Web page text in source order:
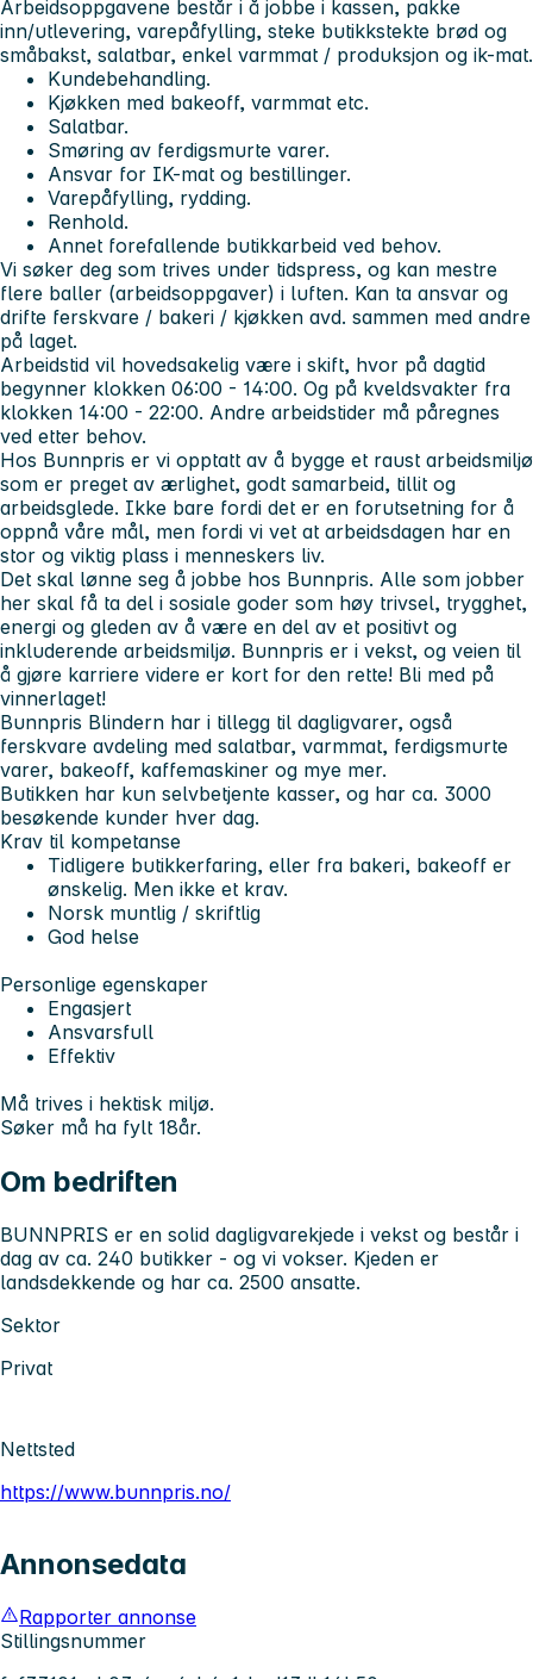
Arbeidsoppgavene består i å jobbe i kassen, pakke
inn/utlevering, varepåfylling, steke butikkstekte brød og
småbakst, salatbar, enkel varmmat / produksjon og ik-mat.
Kundebehandling.
Kjøkken med bakeoff, varmmat etc.
Salatbar.
Smøring av ferdigsmurte varer.
Ansvar for IK-mat og bestillinger.
Varepåfylling, rydding.
Renhold.
Annet forefallende butikkarbeid ved behov.
Vi søker deg som trives under tidspress, og kan mestre
flere baller (arbeidsoppgaver) i luften. Kan ta ansvar og
drifte ferskvare / bakeri / kjøkken avd. sammen med andre
på laget.
Arbeidstid vil hovedsakelig være i skift, hvor på dagtid
begynner klokken 06:00 - 14:00. Og på kveldsvakter fra
klokken 14:00 - 22:00. Andre arbeidstider må påregnes
ved etter behov.
Hos Bunnpris er vi opptatt av å bygge et raust arbeidsmiljø
som er preget av ærlighet, godt samarbeid, tillit og
arbeidsglede. Ikke bare fordi det er en forutsetning for å
oppnå våre mål, men fordi vi vet at arbeidsdagen har en
stor og viktig plass i menneskers liv.
Det skal lønne seg å jobbe hos Bunnpris. Alle som jobber
her skal få ta del i sosiale goder som høy trivsel, trygghet,
energi og gleden av å være en del av et positivt og
inkluderende arbeidsmiljø. Bunnpris er i vekst, og veien til
å gjøre karriere videre er kort for den rette! Bli med på
vinnerlaget!
Bunnpris Blindern har i tillegg til dagligvarer, også
ferskvare avdeling med salatbar, varmmat, ferdigsmurte
varer, bakeoff, kaffemaskiner og mye mer.
Butikken har kun selvbetjente kasser, og har ca. 3000
besøkende kunder hver dag.
Krav til kompetanse
Tidligere butikkerfaring, eller fra bakeri, bakeoff er
ønskelig. Men ikke et krav.
Norsk muntlig / skriftlig
God helse
Personlige egenskaper
Engasjert
Ansvarsfull
Effektiv
Må trives i hektisk miljø.
Søker må ha fylt 18år.
Om bedriften
BUNNPRIS er en solid dagligvarekjede i vekst og består i
dag av ca. 240 butikker - og vi vokser. Kjeden er
landsdekkende og har ca. 2500 ansatte.
Sektor
Privat
Nettsted
https://www.bunnpris.no/
Annonsedata
Rapporter annonse
Stillingsnummer